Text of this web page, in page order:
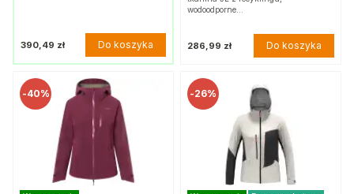
390,49 zł Do koszyka
wodoodporne…
286,99 zł Do koszyka
-40% -26%